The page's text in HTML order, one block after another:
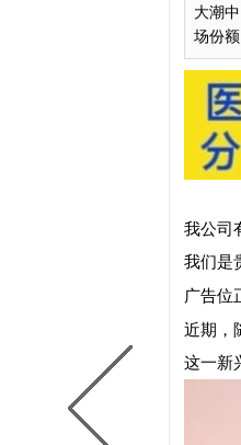
大潮
场份
我公司
我们是
广告位
近期，
这一新